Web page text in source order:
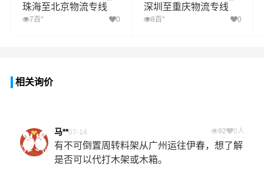
珠海至北京物流专线
7百 + 0
深圳至重庆物流专线
8百 + 0
相关询价
马**07-14 92 0人
有不可倒置周转料架从广州运往伊春，想了解
是否可以代打木架或木箱。